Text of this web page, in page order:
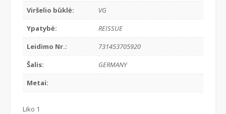
Viršelio būklė:
VG
Ypatybė:
REISSUE
Leidimo Nr.:
731453705920
Šalis:
GERMANY
Metai:
Liko 1